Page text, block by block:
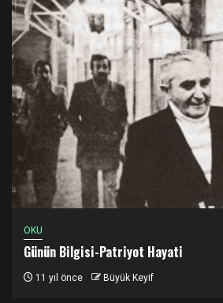
OKU
Günün Bilgisi-Patriyot Hayati
11 yıl önce Büyük Keyif